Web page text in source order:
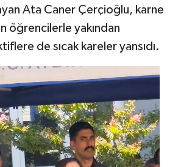
Ata Caner Çerçioğlu, karne
öğrencilerle yakından
de sıcak kareler yansıdı.